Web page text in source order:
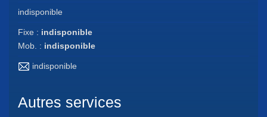
indisponible
Fixe : indisponible
Mob. : indisponible
indisponible
Autres services